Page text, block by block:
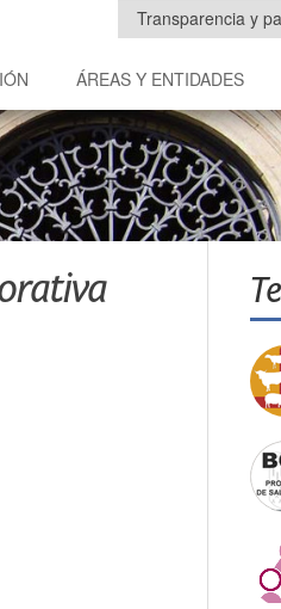
Transparencia y
ÁREAS Y ENTIDADES